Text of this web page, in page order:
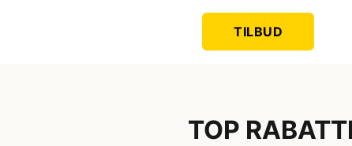
TILBUD
TOP